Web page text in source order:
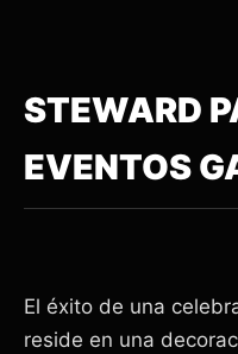
STEWARD
EVENTOS
El éxito de una
reside en una